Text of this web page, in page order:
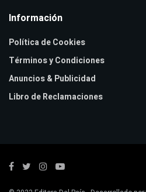
Información
Política de Cookies
Términos y Condiciones
Anuncios & Publicidad
Libro de Reclamaciones